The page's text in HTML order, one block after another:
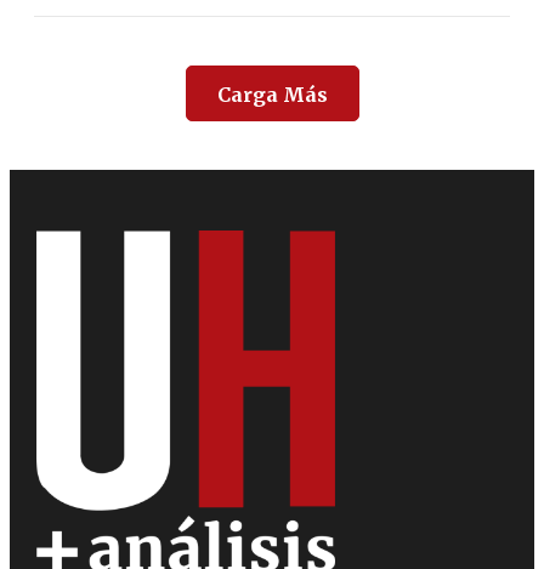
Carga Más